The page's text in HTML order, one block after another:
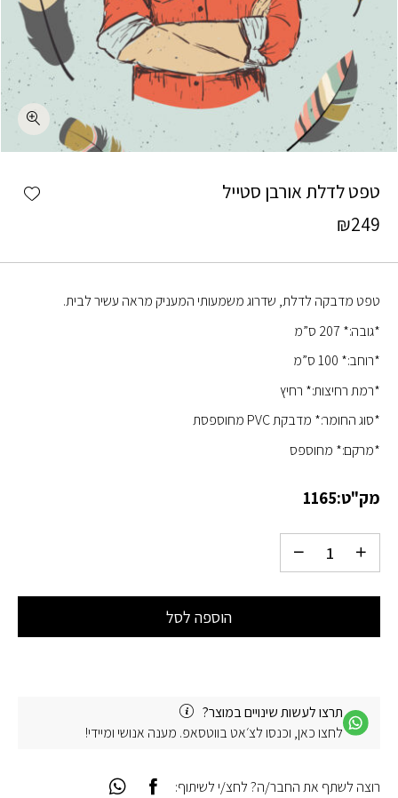
טפט לדלת אורבן סטייל
₪249
טפט מדבקה לדלת, שדרוג משמעותי המעניק מראה עשיר לבית.
*גובה:* 207 ס”מ
*רוחב:* 100 ס”מ
*רמת רחיצות:* רחיץ
*סוג החומר:* מדבקת PVC מחוספסת
*מרקם:* מחוספס
מק"ט:1165
הוספה לסל
תרצו לעשות שינויים במוצר?
לחצו כאן, וכנסו לצ׳אט בווטסאפ. מענה אנושי ומיידי!
רוצה לשתף את החבר/ה? לחצ/י לשיתוף: